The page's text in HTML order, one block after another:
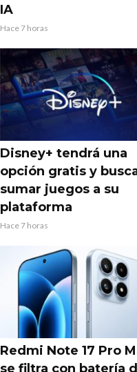
IA
Hace 7 horas
Disney+ tendrá una
opción gratis y
sumar juegos a su
plataforma
Hace 7 horas
Redmi Note 17 Pro
se filtra con batería